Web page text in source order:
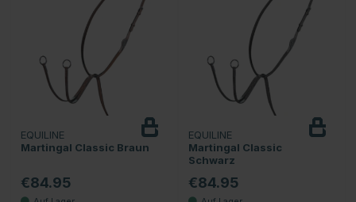
EQUILINE
Martingal Classic Braun
€84.95
EQUILINE
Martingal Classic
Schwarz
€84.95